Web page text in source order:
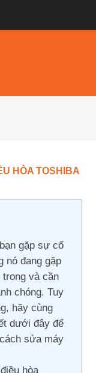
HÒA TOSHIBA
gặp sự cố
nó đang gặp
và cần
chóng. Tuy
hãy cùng
dưới đây để
sửa máy
hòa